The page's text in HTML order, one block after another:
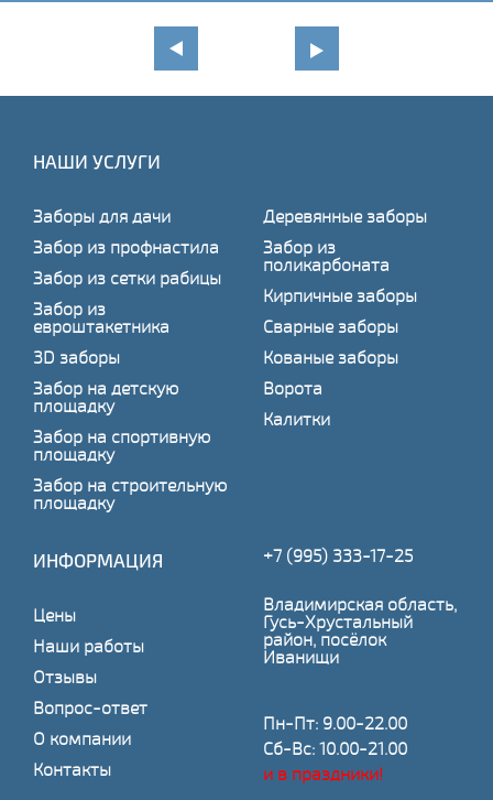
НАШИ УСЛУГИ
Заборы для дачи
Забор из профнастила
Забор из сетки рабицы
Забор из
евроштакетника
3D заборы
Забор на детскую
площадку
Забор на спортивную
площадку
Забор на строительную
площадку
Деревянные заборы
Забор из
поликарбоната
Кирпичные заборы
Сварные заборы
Кованые заборы
Ворота
Калитки
ИНФОРМАЦИЯ
Цены
Наши работы
Отзывы
Вопрос-ответ
О компании
Контакты
+7 (995) 333-17-25
Владимирская область,
Гусь-Хрустальный
район, посёлок
Иванищи
Пн-Пт: 9.00-22.00
Сб-Вс: 10.00-21.00
и в праздники!